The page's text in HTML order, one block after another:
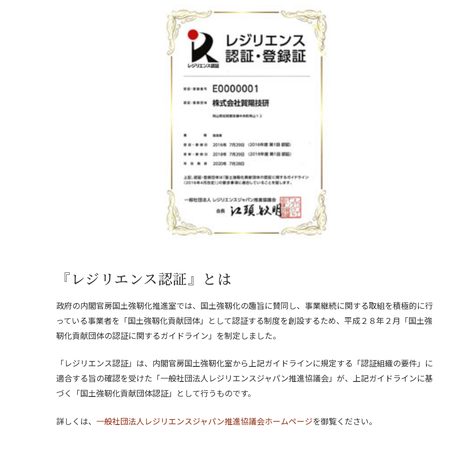
『レジリエンス認証』とは
政府の内閣官房国土強靭化推進室では、国土強靱化の趣旨に賛同し、事業継続に関する取組を積極的に行
っている事業者を「国土強靱化貢献団体」として認証する制度を創設するため、平成２８年２月「国土強
靭化貢献団体の認証に関するガイドライン」を制定しました。
「レジリエンス認証」は、内閣官房国土強靭化室から上記ガイドラインに規定する「認証組織の要件」に
適合する旨の確認を受けた「一般社団法人レジリエンスジャパン推進協議会」が、上記ガイドラインに基
づく「国土強靭化貢献団体認証」として行うものです。
詳しくは、 一般社団法人レジリエンスジャパン推進協議会ホームページを御覧ください。